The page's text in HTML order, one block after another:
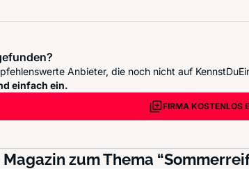
Anbieter, die noch nicht auf
einfach ein.
FIRMA KOSTENLOS
zum Thema